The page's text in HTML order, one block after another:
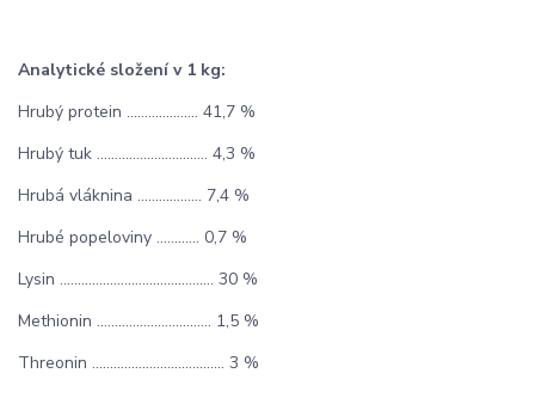
Analytické složení v 1 kg:
Hrubý protein .................... 41,7 %
Hrubý tuk ............................... 4,3 %
Hrubá vláknina .................. 7,4 %
Hrubé popeloviny ............ 0,7 %
Lysin ........................................... 30 %
Methionin ................................ 1,5 %
Threonin ..................................... 3 %